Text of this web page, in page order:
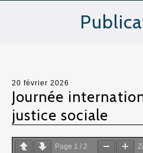
20 février 2026
Journée
justice sociale
Page 1 / 2